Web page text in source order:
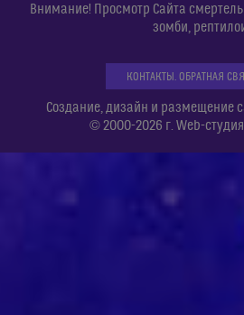
Внимание! Просмотр Сайта
зомби,
КОНТАКТЫ. ОБРАТНАЯ
Создание, дизайн и размещение
© 2000-2026 г. Web-